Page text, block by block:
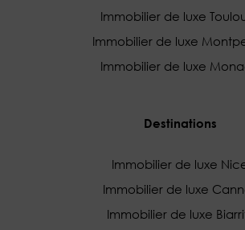
Immobilier de luxe
Immobilier de luxe
Immobilier de luxe
Destinations
Immobilier de luxe
Immobilier de luxe
Immobilier de luxe